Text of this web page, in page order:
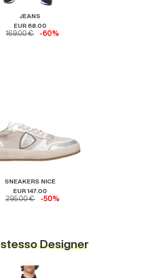
JEANS
EUR 68.00
169.00 € -60%
SNEAKERS NICE
EUR 147.00
295.00 € -50%
Designer